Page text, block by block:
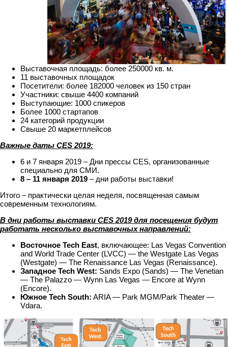
Выставочная площадь: более 250000 кв. м.
11 выставочных площадок
Посетители: более 182000 человек из 150 стран
Участники: свыше 4400 компаний
Выступающие: 1000 спикеров
Более 1000 стартапов
24 категорий продукции
Свыше 20 маркетплейсов
Важные даты CES 2019:
6 и 7 января 2019 – Дни прессы CES, организованные
специально для СМИ.
8 – 11 января 2019 – дни работы выставки!
Итого – практически целая неделя, посвященная самым
современным технологиям.
В дни работы выставки CES 2019 для посещения будут
работать несколько выставочных направлений:
Восточное Tech East, включающее: Las Vegas Convention
and World Trade Center (LVCC) — the Westgate Las Vegas
(Westgate) — The Renaissance Las Vegas (Renaissance).
Западное Tech West: Sands Expo (Sands) — The Venetian
— The Palazzo — Wynn Las Vegas — Encore at Wynn
(Encore).
Южное Tech South: ARIA — Park MGM/Park Theater —
Vdara.